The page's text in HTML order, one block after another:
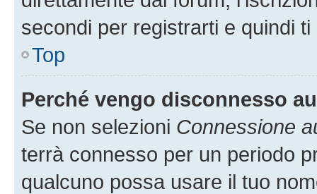
secondi per registrarti e quindi
Top
Perché vengo disconnesso
Se non selezioni Connessione
terrà connesso per un periodo
qualcuno possa usare il tuo